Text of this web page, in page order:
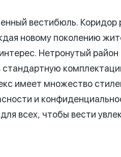
вестибюль. Коридор
новому поколению
Нетронутый
стандартную
имеет множество
и
всех, чтобы вести